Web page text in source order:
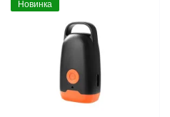
Новинка